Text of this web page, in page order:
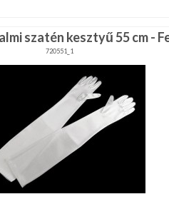
szatén kesztyű 55 cm -
720551_1